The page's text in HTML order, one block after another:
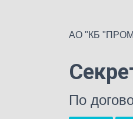
АО "КБ
По